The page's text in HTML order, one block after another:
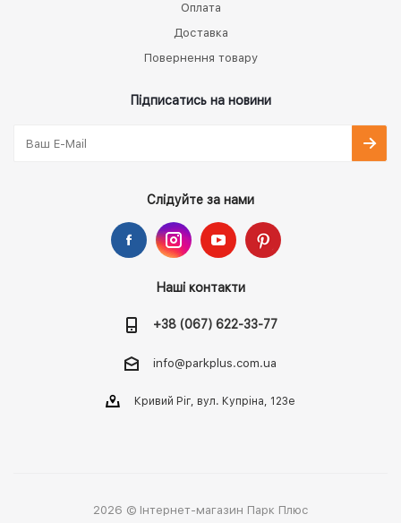
Оплата
Доставка
Повернення товару
Підписатись на новини
Слідуйте за нами
Наші контакти
+38 (067) 622-33-77
info@parkplus.com.ua
Кривий Ріг, вул. Купріна, 123е
2026 © Інтернет-магазин Парк Плюс